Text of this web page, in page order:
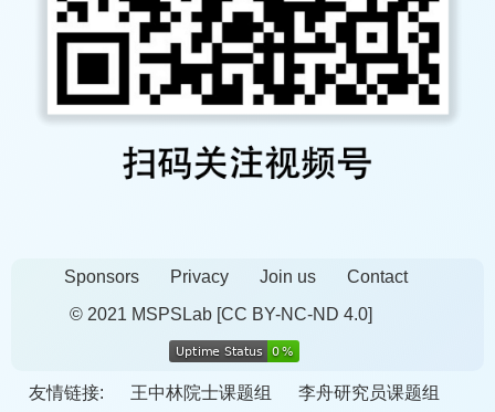
Sponsors Privacy Join us
Contact
© 2021 MSPSLab [CC BY-NC-ND 4.0]
友情链接: 王中林院士课题组 李舟研究员课题组